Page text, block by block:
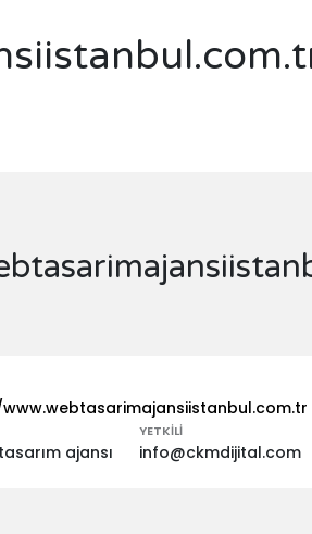
ajansı
YETKILI
info@ckmdijital.com